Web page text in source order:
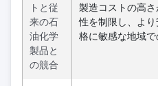
トと従
来の石
油化学
製品と
の競合
製造コストの高
性を制限し、よ
格に敏感な地域で